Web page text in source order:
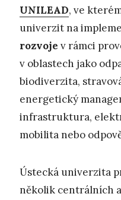
UNILEAD, ve
univerzit na
rozvoje v rámci
v oblastech jako
biodiverzita​,
energetický
infrastruktura,
mobilita nebo
Ústecká univerzita
několik centrálních